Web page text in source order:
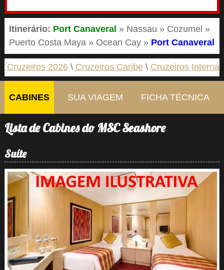
Itinerário: Port Canaveral » Nassau » Cozumel »
Puerto Costa Maya » Ocean Cay » Port Canaveral
Cruzeiros 2026 Cruzeiros Caribe Cruzeiros
CABINES SUA VIAGEM FICHA TÉCNICA
Lista de Cabines do MSC Seashore
Suíte